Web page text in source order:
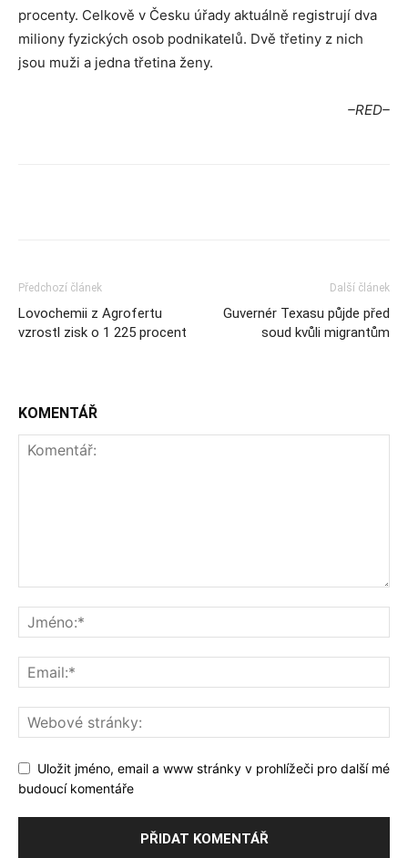
procenty. Celkově v Česku úřady aktuálně registrují dva
miliony fyzických osob podnikatelů. Dvě třetiny z nich
jsou muži a jedna třetina ženy.
–RED–
Předchozí článek
Lovochemii z Agrofertu
vzrostl zisk o 1 225 procent
Další článek
Guvernér Texasu půjde před
soud kvůli migrantům
KOMENTÁŘ
Uložit jméno, email a www stránky v prohlížeči pro další mé
budoucí komentáře